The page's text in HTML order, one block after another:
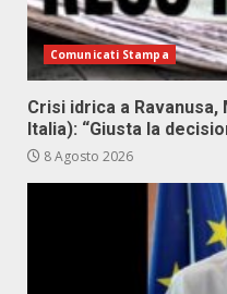
Comunicati Stampa
Crisi idrica a
Italia): “Giusta la
8 Agosto 2026